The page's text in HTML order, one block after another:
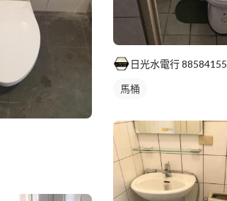
日光水電行 88584155
馬桶